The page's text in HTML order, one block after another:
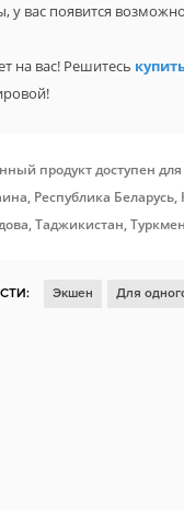
у вас появится
на вас! Решитесь
продукт доступен
Республика
Таджикистан,
Экшен Для